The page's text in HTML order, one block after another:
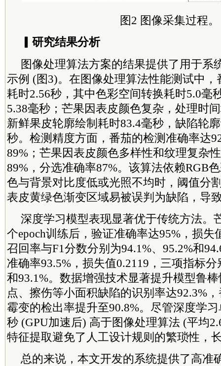
图2 图像采集过程。
▎研究结果分析
图像处理算法方案的结果提供了用于系
示例 (图3)。在图像处理算法性能测试中
耗时2.56秒，其中色彩空间转换耗时5.0毫
5.38毫秒；芒果因表皮颜色复杂，处理时
新鲜果皮轮廓绘制耗时83.4毫秒，缺陷轮
秒。检测精度方面，番茄的检测准确率达
89%；芒果因表皮颜色多样性和纹理复杂
89%，分选准确率87%。该算法依赖RGB
色与背景对比度低或光照不均时，阈值分
表皮黄绿色渐变区域易被误判为缺陷，导
深度学习模型表现显著优于传统方法。
个epoch训练后，验证准确率达95%，损失
召回率与F1分数分别为94.1%、95.2%和
准确率93.5%，损失值0.2119，三项指标分
和93.1%。数据增强技术显著提升模型鲁
点、擦伤等小面积缺陷的识别率达92.3%
霉变的检出率提升至90.8%。尽管深度学
秒 (GPU加速后) 高于图像处理算法 (平均
特征提取避免了人工设计规则的繁琐性，
总的来说，本文开发的系统提供了高准